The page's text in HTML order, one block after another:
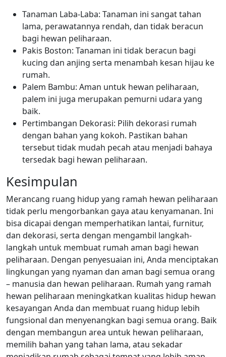
Tanaman Laba-Laba: Tanaman ini sangat tahan
lama, perawatannya rendah, dan tidak beracun
bagi hewan peliharaan.
Pakis Boston: Tanaman ini tidak beracun bagi
kucing dan anjing serta menambah kesan hijau ke
rumah.
Palem Bambu: Aman untuk hewan peliharaan,
palem ini juga merupakan pemurni udara yang
baik.
Pertimbangan Dekorasi: Pilih dekorasi rumah
dengan bahan yang kokoh. Pastikan bahan
tersebut tidak mudah pecah atau menjadi bahaya
tersedak bagi hewan peliharaan.
Kesimpulan
Merancang ruang hidup yang ramah hewan peliharaan
tidak perlu mengorbankan gaya atau kenyamanan. Ini
bisa dicapai dengan memperhatikan lantai, furnitur,
dan dekorasi, serta dengan mengambil langkah-
langkah untuk membuat rumah aman bagi hewan
peliharaan. Dengan penyesuaian ini, Anda menciptakan
lingkungan yang nyaman dan aman bagi semua orang
– manusia dan hewan peliharaan. Rumah yang ramah
hewan peliharaan meningkatkan kualitas hidup hewan
kesayangan Anda dan membuat ruang hidup lebih
fungsional dan menyenangkan bagi semua orang. Baik
dengan membangun area untuk hewan peliharaan,
memilih bahan yang tahan lama, atau sekadar